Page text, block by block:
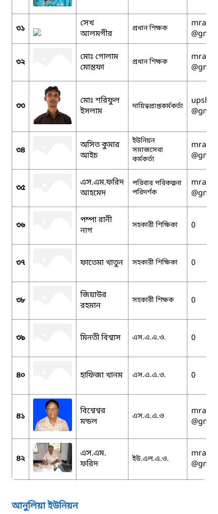
৩১
সেখ
আলমগীর
প্রধান শিক্ষক
৩২
মোঃ গোলাম
মোস্তফা
প্রধান শিক্ষক
৩৩
মোঃ শরিফুল
ইসলাম
দায়িত্বপ্রাপ্তকর্মকর্তা
৩৪
অসিত কুমার
আইচ
ইউনিয়ন
সমাজসেবা
কর্মকর্তা
৩৫
এস.এম.ফরিদ
আহমেদ
পরিবার পরিকল্পনা
পরিদর্শক
৩৬
পম্পা রানী
নাগ
সহকারী শিক্ষিকা 0
৩৭ ফাতেমা খাতুন সহকারী শিক্ষিকা 0
৩৮
জিয়াউর
রহমান
সহকারী শিক্ষক 0
৩৯ মিনতী বিশ্বাস এস.এ.এ.ও. 0
৪০ হাফিজা খানম এস.এ.এ.ও. 0
৪১
বিশ্বেশ্বর
মন্ডল
এস.এ.এ.ও
৪২
এস.এম.
ফরিদ
ইউ.এল.এ.ও.
আনুলিয়া ইউনিয়ন